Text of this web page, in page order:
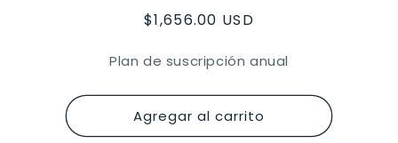
Precio
$1,656.00 USD
Plan de suscripción anual
Agregar al carrito